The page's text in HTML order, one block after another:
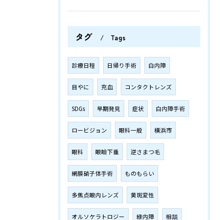
タグ Tags
診療日程 日帰り手術 白内障
目やに 充血 コンタクトレンズ
SDGs 早期発見 症状 白内障手術
ロービジョン 眼科一般 横浜市
眼科 眼瞼下垂 逆さまつ毛
網膜硝子体手術 ものもらい
多焦点眼内レンズ 黄斑変性
オルソケラトロジー 緑内障 相談